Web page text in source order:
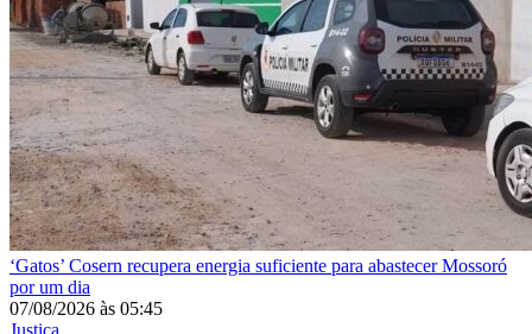
‘Gatos’ Cosern recupera energia suficiente para abastecer Mossoró
por um dia
07/08/2026 às 05:45
Justiça